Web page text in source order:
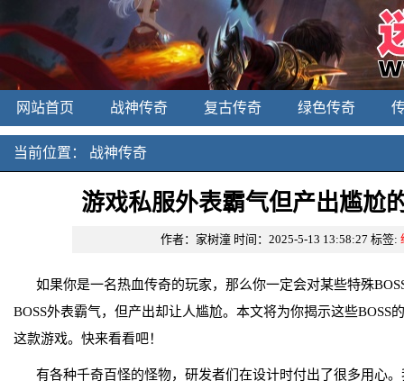
网站首页 战神传奇 复古传奇 绿色传奇
当前位置： 战神传奇
游戏私服外表霸气但产出尴尬
作者：家树潼 时间：2025-5-13 13:58:27 标签:
如果你是一名热血传奇的玩家，那么你一定会对某些特殊
BOSS外表霸气，但产出却让人尴尬。本文将为你揭示这些BOSS
这款游戏。快来看看吧！
有各种千奇百怪的怪物，研发者们在设计时付出了很多用心